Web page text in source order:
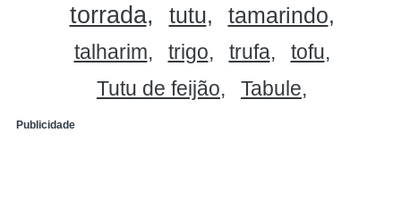
torrada
tutu tamarindo
talharim trigo trufa
tofu
Tutu de feijão
Tabule
Publicidade